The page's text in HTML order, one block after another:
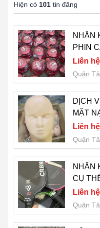
Hiện có 101 tin đăng
NHẬN
PHIN
GIÁ
909
Liên hệ
Quận
DỊCH
MẶT
909
Liên hệ
Quận
NHẬN
CỤ
LH
Liên hệ
Quận